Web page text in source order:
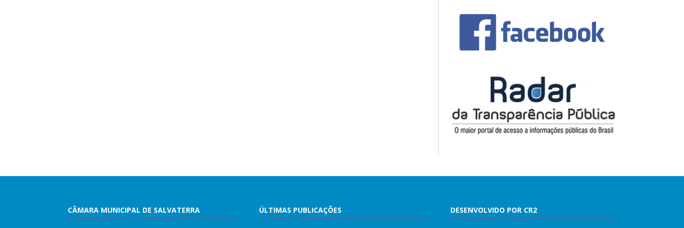
CÂMARA MUNICIPAL DE SALVATERRA ÚLTIMAS PUBLICAÇÕES DESENVOLVIDO POR CR2